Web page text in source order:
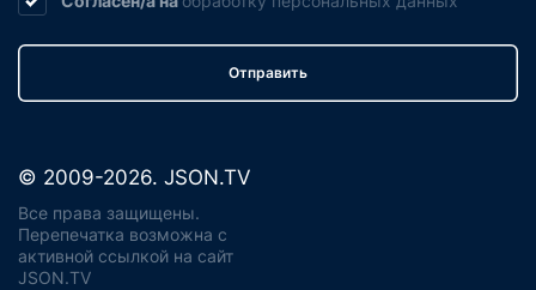
Отправить
© 2009-2026. JSON.TV
Все права защищены.
Перепечатка возможна с
активной ссылкой на сайт
JSON.TV